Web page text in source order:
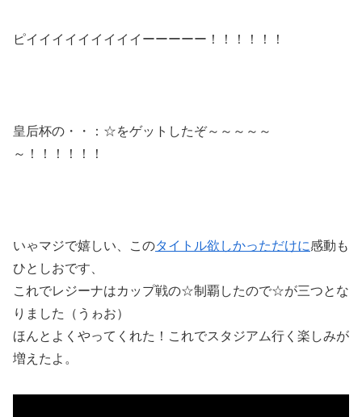
ピイイイイイイイイイーーーーー！！！！！！
皇后杯の・・：☆をゲットしたぞ～～～～～
～！！！！！！
いゃマジで嬉しい、このタイトル欲しかっただけに感動も
ひとしおです、
これでレジーナはカップ戦の☆制覇したので☆が三つとな
りました（うゎお）
ほんとよくやってくれた！これでスタジアム行く楽しみが
増えたよ。